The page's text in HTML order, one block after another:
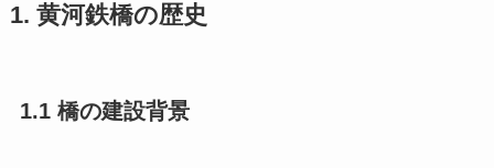
1. 黄河鉄橋の歴史
1.1 橋の建設背景